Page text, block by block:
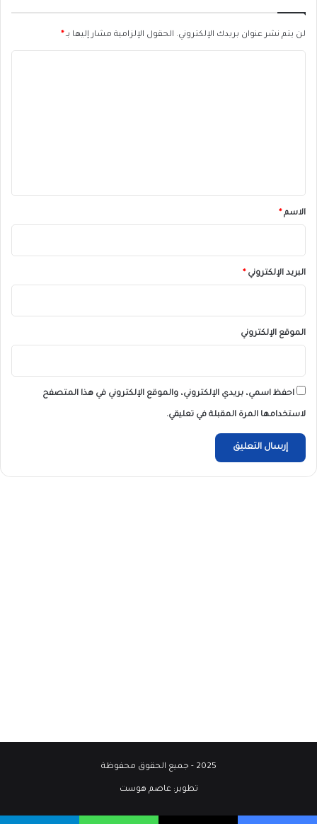
لن يتم نشر عنوان بريدك الإلكتروني. الحقول الإلزامية مشار إليها بـ*
*الاسم*
البريد الإلكتروني*
الموقع الإلكتروني
احفظ اسمي، بريدي الإلكتروني، والموقع الإلكتروني في هذا المتصفح
لاستخدامها المرة المقبلة في تعليقي.
2025 - جميع الحقوق محفوظة
تطوير:عاصم هوست